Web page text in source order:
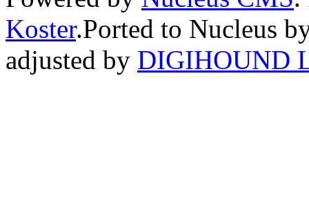
Koster.Ported to Nucleus
adjusted by DIGIHOUND